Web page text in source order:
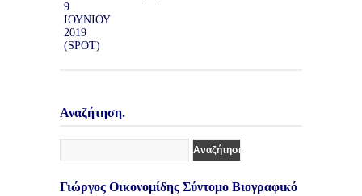
Αναζήτηση.
Γιώργος Οικονομίδης Σύντομο Βιογραφικό